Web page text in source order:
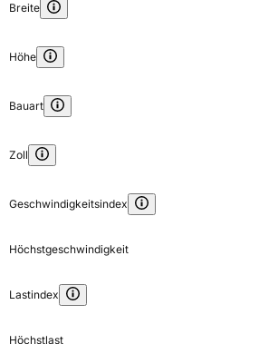
Breite
Höhe
Bauart
Zoll
Geschwindigkeitsindex
Höchstgeschwindigkeit
Lastindex
Höchstlast